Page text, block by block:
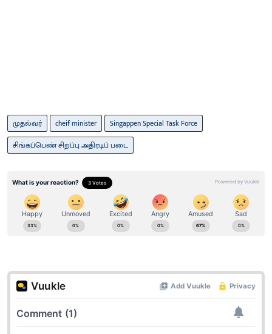
முதல்வர் cheif minister
Singappen Special Task Force
சிங்கப்பெண் சிறப்பு அதிரடிப் படை